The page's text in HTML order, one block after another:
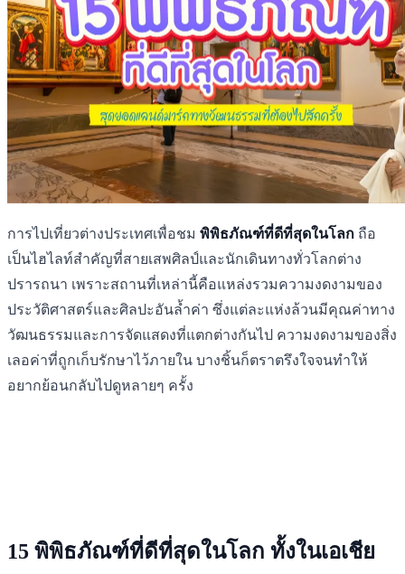
การไปเที่ยวต่างประเทศเพื่อชม พิพิธภัณฑ์ที่ดีที่สุดในโลก ถือ
เป็นไฮไลท์สำคัญที่สายเสพศิลป์และนักเดินทางทั่วโลกต่าง
ปรารถนา เพราะสถานที่เหล่านี้คือแหล่งรวมความงดงามของ
ประวัติศาสตร์และศิลปะอันล้ำค่า ซึ่งแต่ละแห่งล้วนมีคุณค่าทาง
วัฒนธรรมและการจัดแสดงที่แตกต่างกันไป ความงดงามของสิ่ง
เลอค่าที่ถูกเก็บรักษาไว้ภายใน บางชิ้นก็ตราตรึงใจจนทำให้
อยากย้อนกลับไปดูหลายๆ ครั้ง
15 พิพิธภัณฑ์ที่ดีที่สุดในโลก ทั้งในเอเชีย